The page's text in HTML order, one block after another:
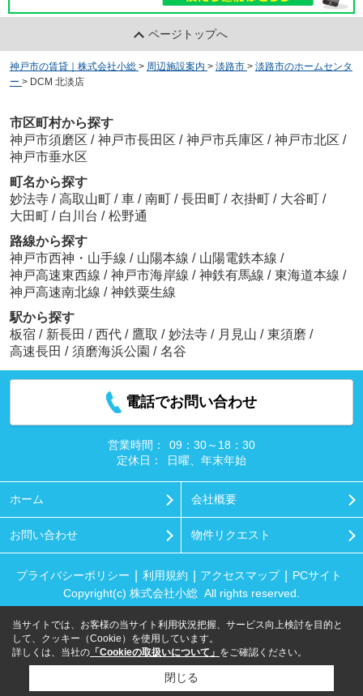
ページトップへ
神戸市の賃貸｜株式会社小総 > 周辺施設案内 > 淡路市 > 淡路市のホームセンタ
ー > DCM 北淡店
市区町村から探す
神戸市須磨区 / 神戸市長田区 / 神戸市兵庫区 / 神戸市北区 /
神戸市垂水区
町名から探す
妙法寺 / 高取山町 / 車 / 南町 / 長田町 / 衣掛町 / 大谷町 /
大田町 / 白川台 / 松野通
路線から探す
神戸市西神・山手線 / 山陽本線 / 山陽電鉄本線 /
神戸高速東西線 / 神戸市海岸線 / 神鉄有馬線 / 東海道本線 /
神戸高速南北線 / 神鉄粟生線
駅から探す
板宿 / 新長田 / 西代 / 鷹取 / 妙法寺 / 月見山 / 東須磨 /
高速長田 / 須磨海浜公園 / 名谷
電話でお問い合わせ
営業時間：
09：30～18：30
定休日：
日曜、年末年始
ホーム 会社概要
お問い合わせ 物件リクエスト
プライバシーポリシー 利用規約 アクセスマップ
PCサイト
Copyright(c) 株式会社小総 All rights reserved.
当サイトでは、お客様の当サイト利用状況把握、サービス向上検討を目的と
して、クッキー（Cookie）を使用しています。
詳しくは、当社の 「Cookieの取扱いについて」 をご確認ください。
閉じる